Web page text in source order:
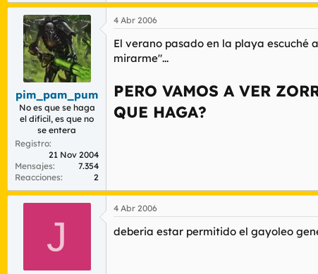
pim_pam_pum
No es que se haga
el dificil, es que no
se entera
Registro
21 Nov 2004
Mensajes
7.354
Reacciones
2
4 Abr 2006
El verano pasado en la playa escuché
mirarme"...
PERO VAMOS A VER
QUE HAGA?
J
4 Abr 2006
deberia estar permitido el gayoleo